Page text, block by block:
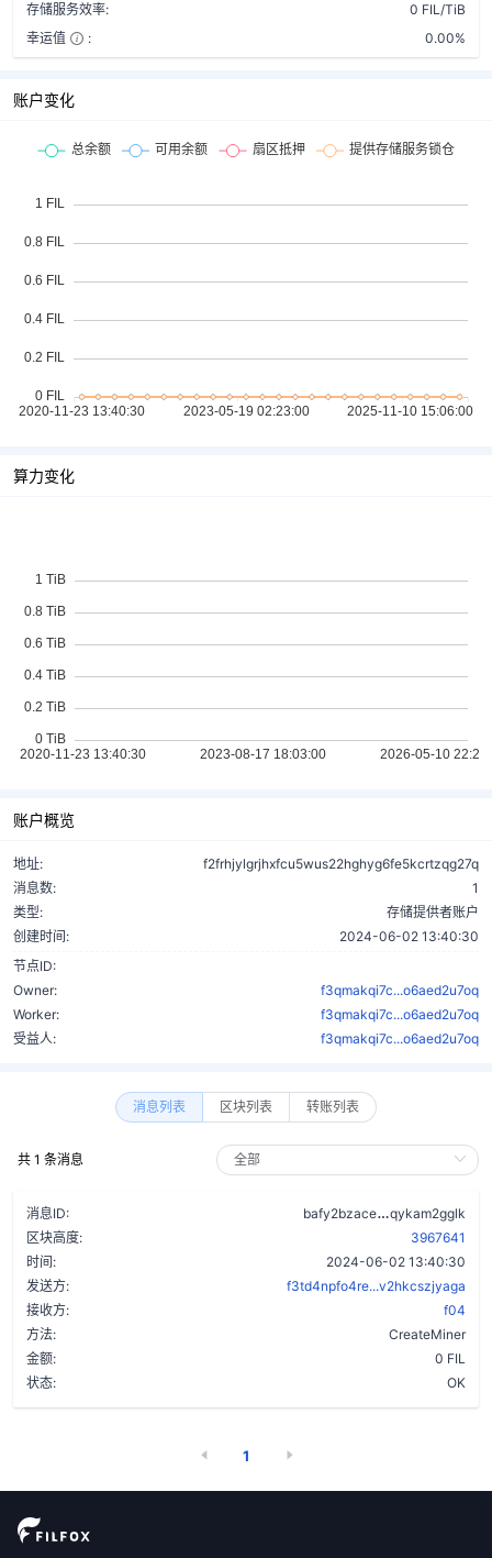
存储服务效率:
0 FIL/TiB
幸运值
: 0.00%
账户变化
算力变化
账户概览
地址:
f2frhjylgrjhxfcu5wus22hghyg6fe5kcrtzqg27q
消息数:
1
类型:
存储提供者账户
创建时间:
2024-06-02 13:40:30
节点ID:
Owner:
f3qmakqi7c...o6aed2u7oq
Worker:
f3qmakqi7c...o6aed2u7oq
受益人:
f3qmakqi7c...o6aed2u7oq
消息列表 区块列表 转账列表
共 1 条消息
消息ID: bafy2bzace
qykam2gglk
区块高度:
3967641
时间:
2024-06-02 13:40:30
发送方:
f3td4npfo4re...v2hkcszjyaga
接收方:
f04
方法:
CreateMiner
金额:
0 FIL
状态:
OK
1